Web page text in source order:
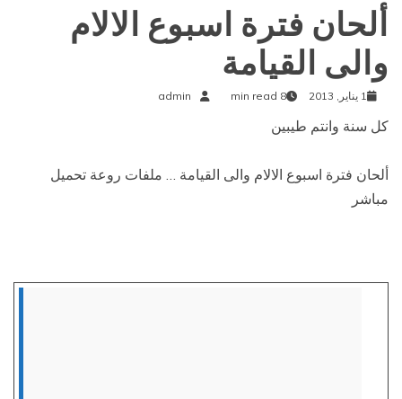
ألحان فترة اسبوع الالام
والى القيامة
1 يناير, 2013 8 min read
admin
كل سنة وانتم طيبين
ألحان فترة اسبوع الالام والى القيامة … ملفات روعة تحميل
مباشر